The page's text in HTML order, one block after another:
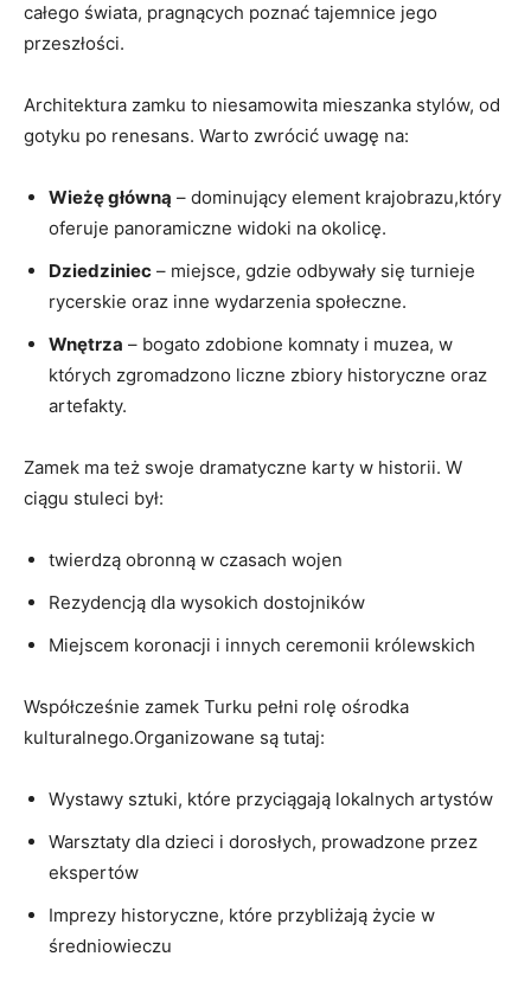
całego‍ świata,⁣ pragnących poznać tajemnice jego
przeszłości.
Architektura zamku to ‌niesamowita mieszanka ‍stylów, od
gotyku⁣ po renesans. Warto zwrócić uwagę na:
Wieżę ‌główną – ⁣dominujący element krajobrazu,który
oferuje panoramiczne widoki na okolicę.
Dziedziniec – miejsce, gdzie odbywały‍ się turnieje
rycerskie oraz⁤ inne wydarzenia społeczne.
Wnętrza – bogato zdobione komnaty i muzea,‍ w
których‍ zgromadzono liczne zbiory historyczne oraz
artefakty.
Zamek ma też swoje dramatyczne karty w historii. W ​
ciągu stuleci był:
twierdzą⁢ obronną ‍w ⁢czasach wojen
Rezydencją dla wysokich dostojników
Miejscem koronacji i innych ceremonii królewskich
Współcześnie zamek Turku pełni rolę ośrodka
kulturalnego.Organizowane ‌są tutaj:
Wystawy sztuki, które przyciągają lokalnych‍ artystów
Warsztaty dla dzieci‌ i ⁢dorosłych,‌ prowadzone ‍przez
ekspertów
Imprezy historyczne, które przybliżają życie w
średniowieczu